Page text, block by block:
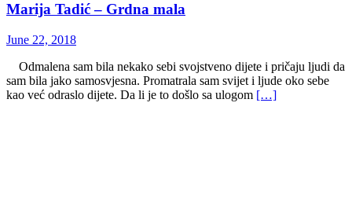
Marija Tadić – Grdna mala
June 22, 2018
Odmalena sam bila nekako sebi svojstveno dijete i pričaju ljudi da
sam bila jako samosvjesna. Promatrala sam svijet i ljude oko sebe
kao već odraslo dijete. Da li je to došlo sa ulogom […]